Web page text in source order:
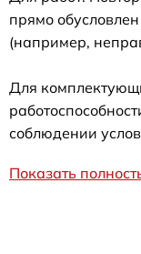
прямо
(например,
Для
соблюдении
Показать